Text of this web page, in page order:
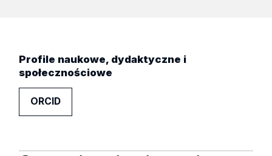
Profile naukowe, dydaktyczne i
społecznościowe
ORCID